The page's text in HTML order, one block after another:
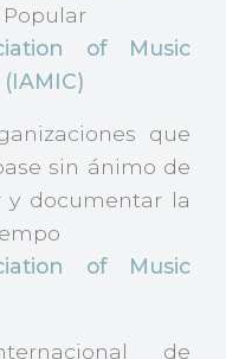
of Music
que
sin ánimo de
y documentar la
of Music
de